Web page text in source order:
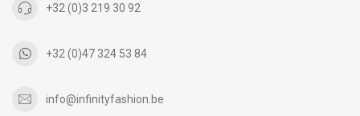
+32 (0)3 219 30 92
+32 (0)47 324 53 84
info@infinityfashion.be